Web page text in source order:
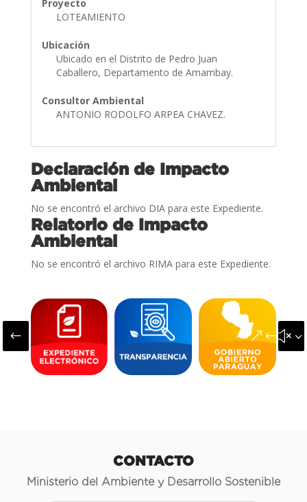
Proyecto
LOTEAMIENTO
Ubicación
Ubicado en el Distrito de Pedro Juan
Caballero, Departamento de Amambay.
Consultor Ambiental
ANTONIO RODOLFO ARPEA CHAVEZ.
Declaración de Impacto
Ambiental
No se encontró el archivo DIA para este Expediente.
Relatorio de Impacto
Ambiental
No se encontró el archivo RIMA para este Expediente.
#
CONTACTO
Ministerio del Ambiente y Desarrollo Sostenible